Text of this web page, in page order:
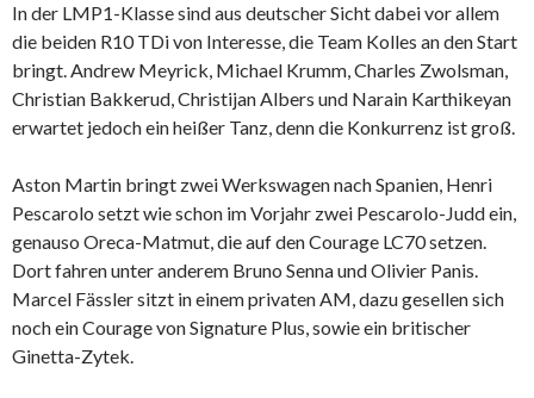
In der LMP1-Klasse sind aus deutscher Sicht dabei vor allem
die beiden R10 TDi von Interesse, die Team Kolles an den Start
bringt. Andrew Meyrick, Michael Krumm, Charles Zwolsman,
Christian Bakkerud, Christijan Albers und Narain Karthikeyan
erwartet jedoch ein heißer Tanz, denn die Konkurrenz ist groß.
Aston Martin bringt zwei Werkswagen nach Spanien, Henri
Pescarolo setzt wie schon im Vorjahr zwei Pescarolo-Judd ein,
genauso Oreca-Matmut, die auf den Courage LC70 setzen.
Dort fahren unter anderem Bruno Senna und Olivier Panis.
Marcel Fässler sitzt in einem privaten AM, dazu gesellen sich
noch ein Courage von Signature Plus, sowie ein britischer
Ginetta-Zytek.